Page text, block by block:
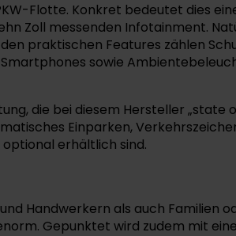
Flotte. Konkret bedeutet dies
Zoll messenden Infotainment.
praktischen Features zählen
sowie
die bei diesem Hersteller „state
Einparken,
optional erhältlich sind.
Handwerkern als auch Familien
Gepunktet wird zudem mit